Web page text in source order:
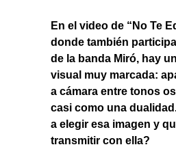
En el video de “No Te
donde también
de la banda Miró, hay
visual muy marcada:
a cámara entre tonos
casi como una
a elegir esa imagen y
transmitir con ella?